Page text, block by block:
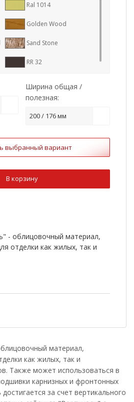
Ral 1014
Golden Wood
Sand Stone
RR 32
Ширина общая /
полезная:
200 / 176 мм
выбранный вариант
В корзину
- облицовочный материал,
отделки как жилых, так и
материал,
как жилых, так и
Также может использоваться в
карнизных и фронтонных
за счет вертикального